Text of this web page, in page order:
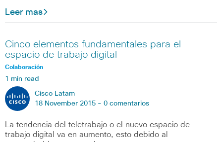
Leer mas
Cinco elementos fundamentales para el
espacio de trabajo digital
Colaboración
1 min read
Cisco Latam
18 November 2015 - 0 comentarios
La tendencia del teletrabajo o el nuevo espacio de
trabajo digital va en aumento, esto debido al